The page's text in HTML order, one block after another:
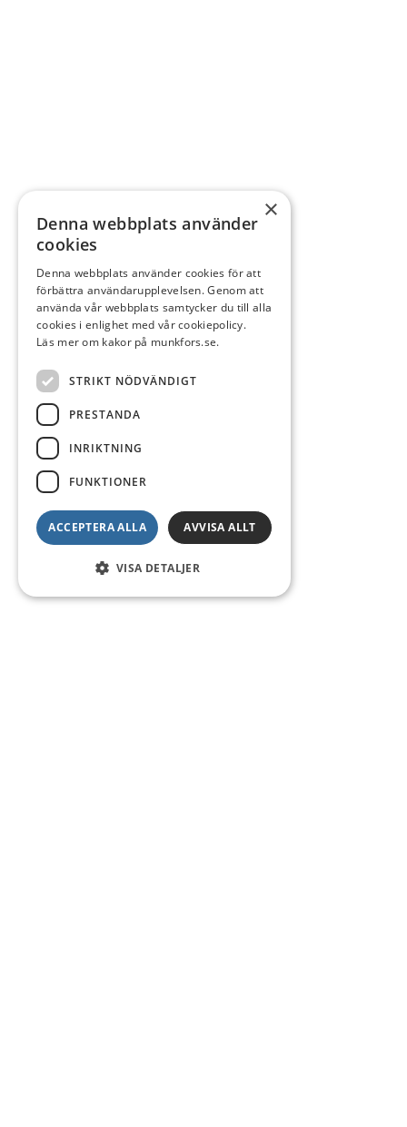
×
Denna webbplats använder
cookies
Denna webbplats använder cookies för att
förbättra användarupplevelsen. Genom att
använda vår webbplats samtycker du till alla
cookies i enlighet med vår cookiepolicy.
Läs mer om kakor på munkfors.se.
STRIKT NÖDVÄNDIGT
PRESTANDA
INRIKTNING
FUNKTIONER
ACCEPTERA ALLA AVVISA ALLT
VISA DETALJER